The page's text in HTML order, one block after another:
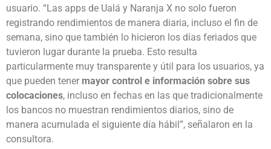
usuario. “Las apps de Ualá y Naranja X no solo fueron
registrando rendimientos de manera diaria, incluso el fin de
semana, sino que también lo hicieron los días feriados que
tuvieron lugar durante la prueba. Esto resulta
particularmente muy transparente y útil para los usuarios, ya
que pueden tener mayor control e información sobre sus
colocaciones, incluso en fechas en las que tradicionalmente
los bancos no muestran rendimientos diarios, sino de
manera acumulada el siguiente día hábil”, señalaron en la
consultora.